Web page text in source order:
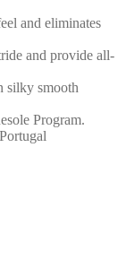
and eliminates
and provide all-
silky smooth
Program.